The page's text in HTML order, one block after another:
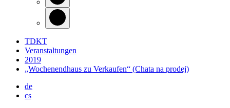
TDKT
Veranstaltungen
2019
„Wochenendhaus zu Verkaufen“ (Chata na prodej)
de
cs